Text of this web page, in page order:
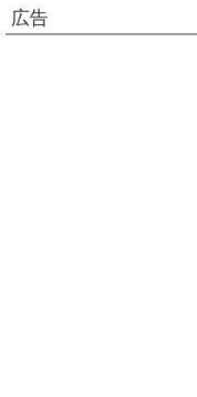
広告